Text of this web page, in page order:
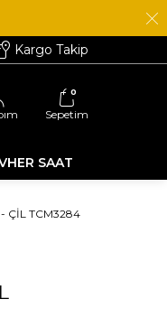
Kargo Takip
0
Sepetim
SAAT
ÇİL TCM3284